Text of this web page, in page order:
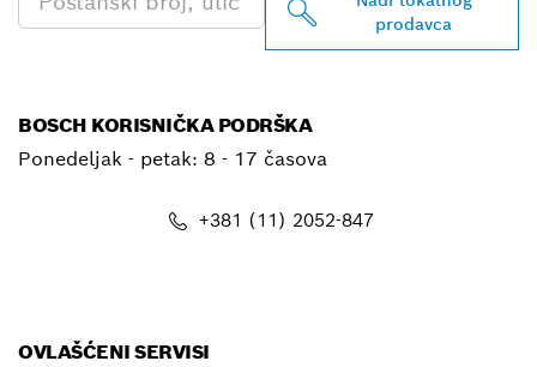
prodavca
BOSCH KORISNIČKA PODRŠKA
Ponedeljak - petak: 8 - 17 časova
+381 (11) 2052-847
OVLAŠĆENI SERVISI